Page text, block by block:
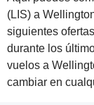
(LIS) a
siguientes
durante los
vuelos a
cambiar en